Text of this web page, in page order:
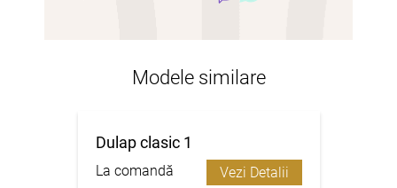
Modele similare
Dulap clasic 1
La comandă Vezi Detalii